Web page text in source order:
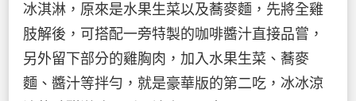
冰淇淋，原來是水果生菜以及蕎麥麵，先將全雞
肢解後，可搭配一旁特製的咖啡醬汁直接品嘗，
另外留下部分的雞胸肉，加入水果生菜、蕎麥
麵、醬汁等拌勻，就是豪華版的第二吃，冰冰涼